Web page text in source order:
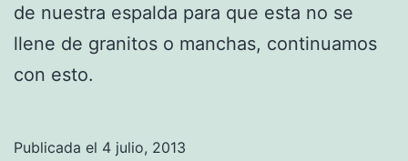
de nuestra espalda para que esta no se
llene de granitos o manchas, continuamos
con esto.
Publicada el 4 julio, 2013